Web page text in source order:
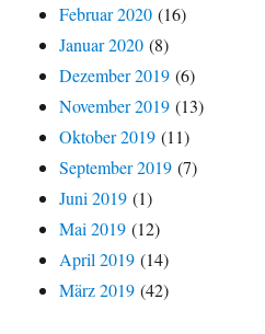
Februar 2020 (16)
Januar 2020 (8)
Dezember 2019 (6)
November 2019 (13)
Oktober 2019 (11)
September 2019 (7)
Juni 2019 (1)
Mai 2019 (12)
April 2019 (14)
März 2019 (42)